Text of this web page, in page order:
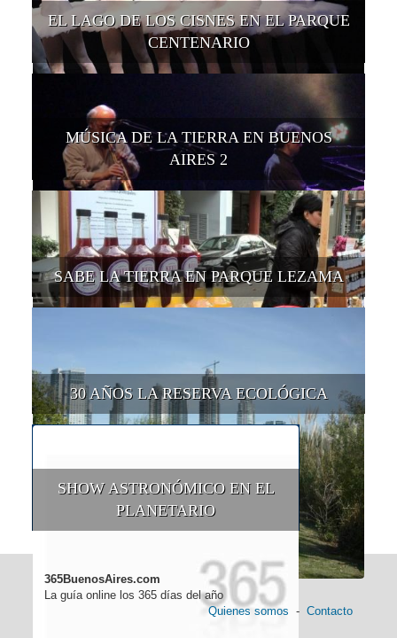
EL LAGO DE LOS CISNES EN EL PARQUE
CENTENARIO
MÚSICA DE LA TIERRA EN BUENOS
AIRES 2
SABE LA TIERRA EN PARQUE LEZAMA
30 AÑOS LA RESERVA ECOLÓGICA
SHOW ASTRONÓMICO EN EL
PLANETARIO
365BuenosAires.com
La guía online los 365 días del año
Quienes somos - Contacto